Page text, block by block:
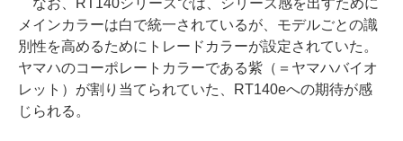
なお、RT140シリーズでは、シリーズ感を出すために
メインカラーは白で統一されているが、モデルごとの識
別性を高めるためにトレードカラーが設定されていた。
ヤマハのコーポレートカラーである紫（＝ヤマハバイオ
レット）が割り当てられていた、RT140eへの期待が感
じられる。